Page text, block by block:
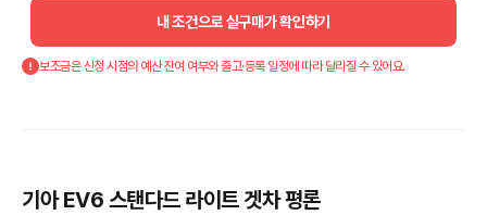
내 조건으로 실구매가 확인하기
보조금은 신청 시점의 예산 잔여 여부와 출고·등록 일정에 따라 달라질 수 있어요.
기아 EV6 스탠다드 라이트 겟차 평론